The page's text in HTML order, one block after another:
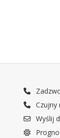
Czujny
Wyślij